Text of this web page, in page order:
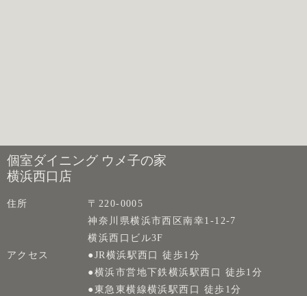
個室ダイニング ウメ子の家
横浜西口店
住所
〒220-0005
神奈川県横浜市西区南幸1-12-7
横浜西口ビル3F
アクセス
●JR横浜駅西口 徒歩1分
●横浜市営地下鉄横浜駅西口 徒歩1分
●東急東横線横浜駅西口 徒歩1分